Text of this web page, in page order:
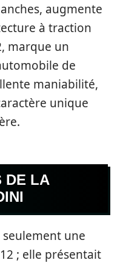
augmente
à traction
marque un
de
maniabilité,
unique
DE LA
seulement une
; elle présentait